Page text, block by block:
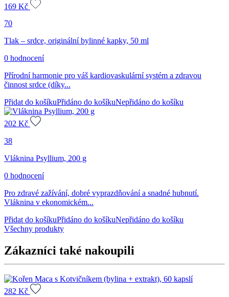
169 Kč
70
Tlak – srdce, originální bylinné kapky, 50 ml
0 hodnocení
Přírodní harmonie pro váš kardiovaskulární systém a zdravou
činnost srdce (díky...
Přidat do košíkuPřidáno do košíkuNepřidáno do košíku
202 Kč
38
Vláknina Psyllium, 200 g
0 hodnocení
Pro zdravé zažívání, dobré vyprazdňování a snadné hubnutí.
Vláknina v ekonomickém...
Přidat do košíkuPřidáno do košíkuNepřidáno do košíku
Všechny produkty
Zákazníci také nakoupili
282 Kč